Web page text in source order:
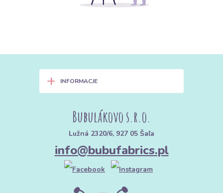
+ INFORMACJE
Bubulákovo s.r.o.
Lužná 2320/6, 927 05 Šaľa
info@bubufabrics.pl